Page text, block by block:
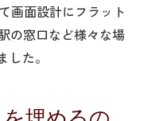
画面設計にフラット
の窓口など様々な場
た。